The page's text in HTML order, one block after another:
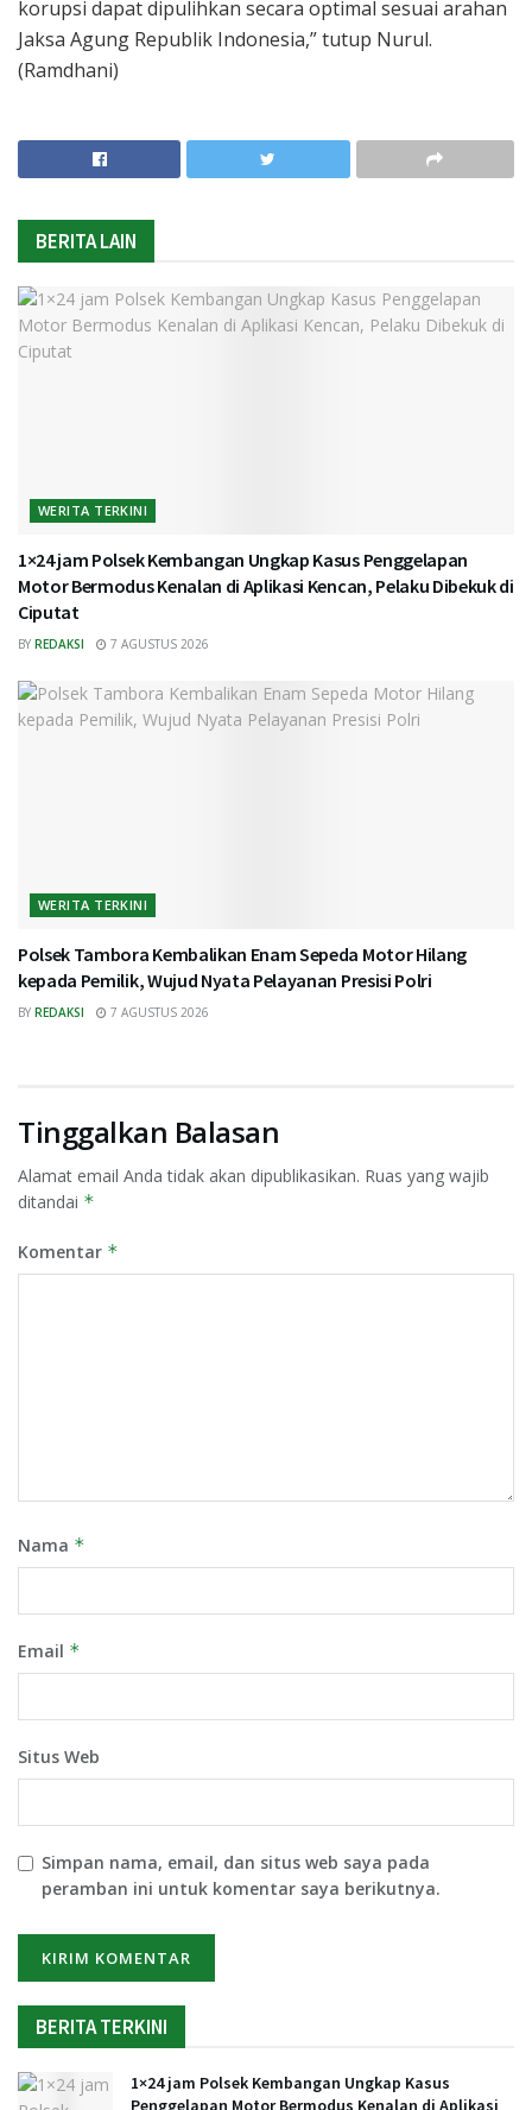
korupsi dapat dipulihkan secara optimal sesuai arahan
Jaksa Agung Republik Indonesia,” tutup Nurul.
(Ramdhani)
BERITA LAIN
WERITA TERKINI
1×24 jam Polsek Kembangan Ungkap Kasus Penggelapan
Motor Bermodus Kenalan di Aplikasi Kencan, Pelaku Dibekuk di
Ciputat
BY REDAKSI 7 AGUSTUS 2026
WERITA TERKINI
Polsek Tambora Kembalikan Enam Sepeda Motor Hilang
kepada Pemilik, Wujud Nyata Pelayanan Presisi Polri
BY REDAKSI 7 AGUSTUS 2026
Tinggalkan Balasan
Alamat email Anda tidak akan dipublikasikan. Ruas yang wajib
ditandai *
Komentar *
Nama *
Email *
Situs Web
Simpan nama, email, dan situs web saya pada
peramban ini untuk komentar saya berikutnya.
BERITA TERKINI
1×24 jam Polsek Kembangan Ungkap Kasus